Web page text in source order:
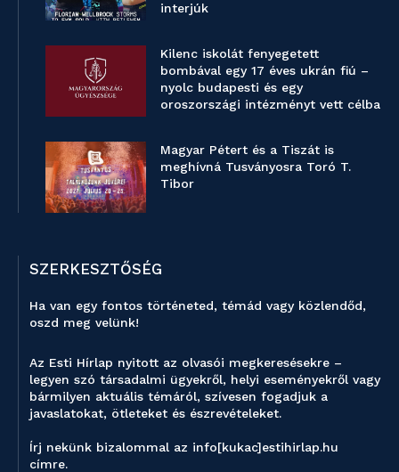
interjúk
Kilenc iskolát fenyegetett
bombával egy 17 éves ukrán fiú –
nyolc budapesti és egy
oroszországi intézményt vett célba
Magyar Pétert és a Tiszát is
meghívná Tusványosra Toró T.
Tibor
SZERKESZTŐSÉG
Ha van egy fontos történeted, témád vagy közlendőd,
oszd meg velünk!
Az Esti Hírlap nyitott az olvasói megkeresésekre –
legyen szó társadalmi ügyekről, helyi eseményekről vagy
bármilyen aktuális témáról, szívesen fogadjuk a
javaslatokat, ötleteket és észrevételeket.
Írj nekünk bizalommal az info[kukac]estihirlap.hu
címre.